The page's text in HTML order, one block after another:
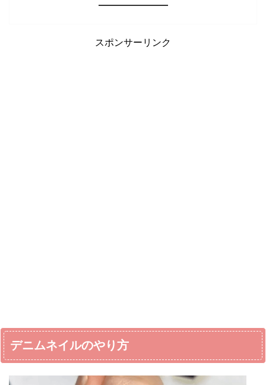
スポンサーリンク
デニムネイルのやり方